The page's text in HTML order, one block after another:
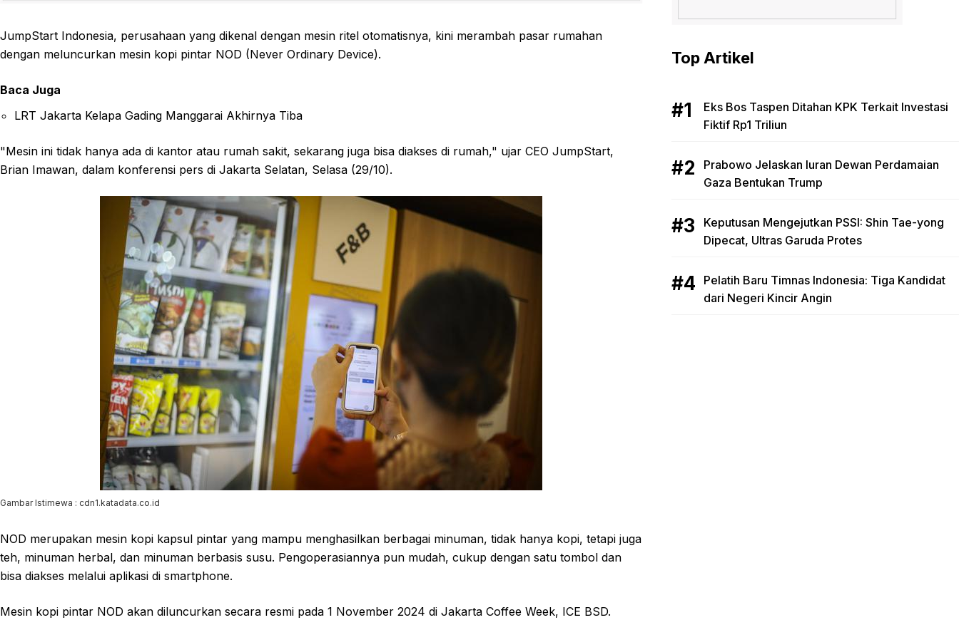
JumpStart Indonesia, perusahaan yang dikenal dengan mesin ritel otomatisnya, kini merambah pasar rumahan
dengan meluncurkan mesin kopi pintar NOD (Never Ordinary Device).
Baca Juga
LRT Jakarta Kelapa Gading Manggarai Akhirnya Tiba
"Mesin ini tidak hanya ada di kantor atau rumah sakit, sekarang juga bisa diakses di rumah," ujar CEO JumpStart,
Brian Imawan, dalam konferensi pers di Jakarta Selatan, Selasa (29/10).
Gambar Istimewa : cdn1.katadata.co.id
NOD merupakan mesin kopi kapsul pintar yang mampu menghasilkan berbagai minuman, tidak hanya kopi, tetapi juga
teh, minuman herbal, dan minuman berbasis susu. Pengoperasiannya pun mudah, cukup dengan satu tombol dan
bisa diakses melalui aplikasi di smartphone.
Mesin kopi pintar NOD akan diluncurkan secara resmi pada 1 November 2024 di Jakarta Coffee Week, ICE BSD.
Top Artikel
Eks Bos Taspen Ditahan KPK Terkait Investasi
Fiktif Rp1 Triliun
Prabowo Jelaskan Iuran Dewan Perdamaian
Gaza Bentukan Trump
Keputusan Mengejutkan PSSI: Shin Tae-yong
Dipecat, Ultras Garuda Protes
Pelatih Baru Timnas Indonesia: Tiga Kandidat
dari Negeri Kincir Angin